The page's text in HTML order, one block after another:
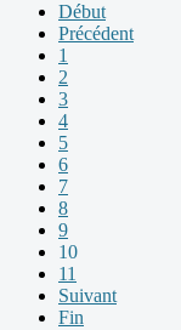
Début
Précédent
1
2
3
4
5
6
7
8
9
10
11
Suivant
Fin